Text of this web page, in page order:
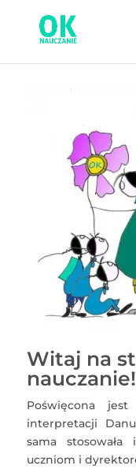
Witaj na
nauczanie!
Poświęcona jest
interpretacji
sama
uczniom i